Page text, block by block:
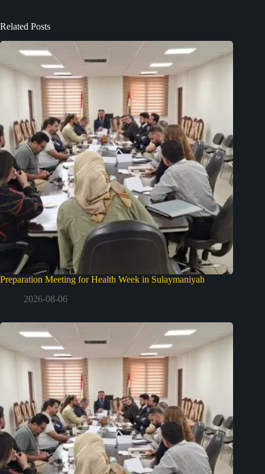
Related Posts
Preparation Meeting for Health Week in Sulaymaniyah
2026-08-06